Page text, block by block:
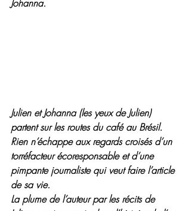
Johanna.
Julien et Johanna (les yeux de Julien)
partent sur les routes du café au Brésil.
Rien n’échappe aux regards croisés d’un
torréfacteur écoresponsable et d’une
pimpante journaliste qui veut faire l’article
de sa vie.
La plume de l’auteur par les récits de